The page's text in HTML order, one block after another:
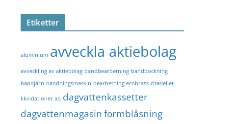
Etiketter
aluminium avveckla aktiebolag
avveckling av aktiebolag bandbearbetning bandbockning
bandjärn bandningsmaskin bearbetning ecobrass citadellet
likvidationer ab dagvattenkassetter
dagvattenmagasinformblåsning